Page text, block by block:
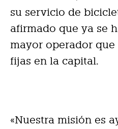
su servicio de
afirmado que ya se
mayor operador
fijas en la capital.
«Nuestra misión es